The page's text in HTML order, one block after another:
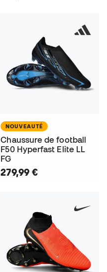
NOUVEAUTÉ
Chaussure de football
F50 Hyperfast Elite LL
FG
279,99 €